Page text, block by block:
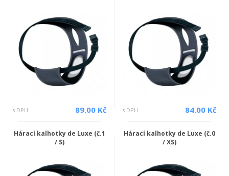
s DPH 89.00 Kč s DPH 84.00 Kč
Hárací kalhotky de Luxe (č.1
/ S)
Hárací kalhotky de Luxe (č.0
/ XS)